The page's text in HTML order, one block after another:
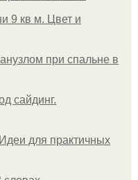
9 кв м. Цвет и
при спальне в
сайдинг.
для практичных